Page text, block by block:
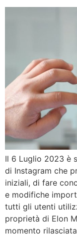
Il 6 Luglio 2023 è
di Instagram che
iniziali, di fare
e modifiche
tutti gli utenti
proprietà di Elon
momento